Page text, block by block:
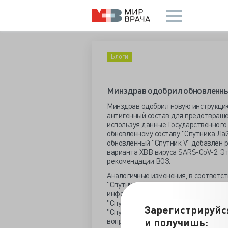
и получишь:
Блоги
Минздрав одобрил
Минздрав одобрил новую
антигенный состав для
используя данные
обновленному составу "Спутника
обновленный "Спутник V" добавлен
варианта XBB вируса SARS-CoV-2.
рекомендации ВОЗ.
Аналогичные изменения, в
"Спутник Лайт". При этом
инфекции был доказан на сирийских
"Спутника Лайт". Отметим, что
"Спутник V" должен стать
вопросов финансирования.